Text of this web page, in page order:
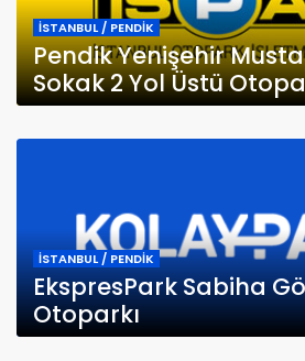
İSTANBUL / PENDİK
Pendik Yenişehir
Sokak 2 Yol Üstü
İSTANBUL / PENDİK
EkspresPark Sabiha
Otoparkı